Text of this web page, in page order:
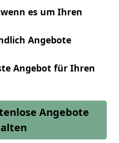
es um Ihren
Angebote
Angebot für Ihren
Angebote